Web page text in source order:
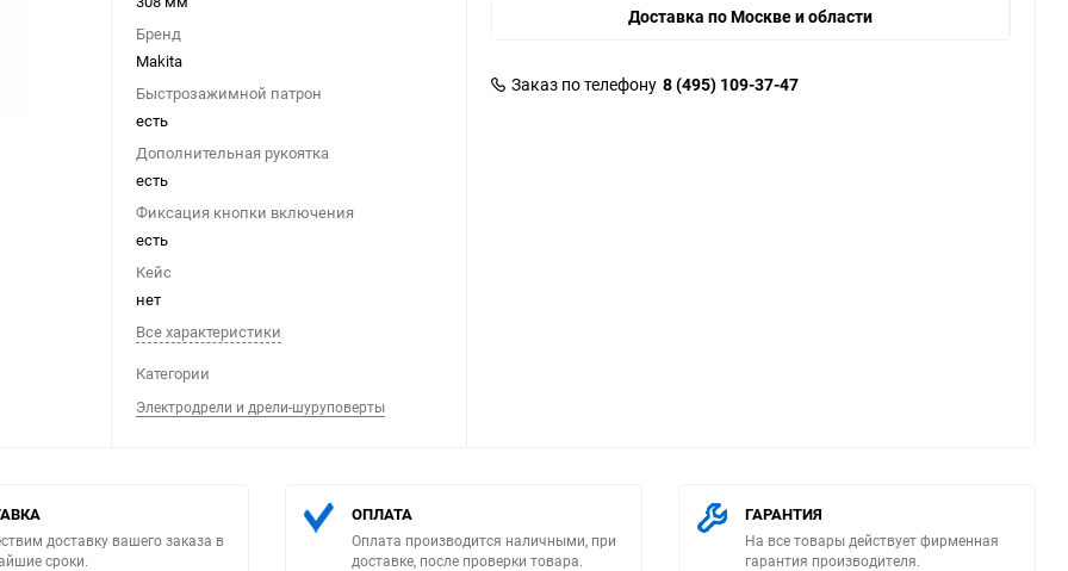
Бренд
Makita
Быстрозажимной патрон
есть
Дополнительная рукоятка
есть
Фиксация кнопки включения
есть
Кейс
нет
Все характеристики
Категории
Электродрели и дрели-шуруповерты
Доставка по Москве и области
Заказ по телефону 8 (495) 109-37-47
доставку вашего заказа в
сроки.
ОПЛАТА
Оплата производится наличными, при
доставке, после проверки товара.
ГАРАНТИЯ
На все товары действует фирменная
гарантия производителя.